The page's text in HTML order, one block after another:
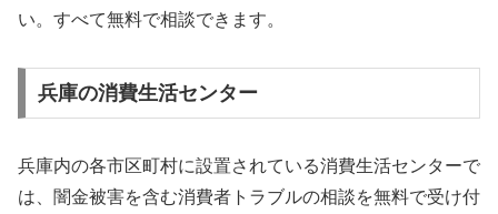
い。すべて無料で相談できます。
兵庫の消費生活センター
兵庫内の各市区町村に設置されている消費生活センターで
は、闇金被害を含む消費者トラブルの相談を無料で受け付